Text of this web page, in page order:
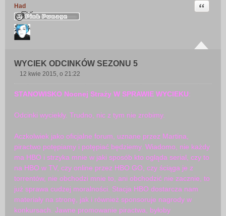
Had
WYCIEK ODCINKÓW SEZONU 5
Cytuj
s
12 kwie 2015, o 21:22
STANOWISKO Nocnej Straży W SPRAWIE WYCIEKU:
Odcinki wyciekły. Trudno, nic z tym nie zrobimy.
Aczkolwiek jako oficjalne forum, uznane przez Martina,
piractwo potępiamy i potępiać będziemy. Wiadomo, nie każdy
ma HBO i strzyka mnie w jaki sposób kto ogląda serial, czy to
na HBO w TV, czy online przez HBO GO, czy ściąga je z
torrentów, nie obchodzi mnie to, ani obchodzić nie zacznie, to
już sprawa cudzej moralności. Stacja HBO dostarcza nam
materiały na stronę, jak i również sponsoruje nagrody w
konkursach. Jawne promowanie piractwa, byłoby